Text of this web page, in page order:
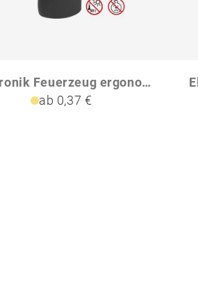
Elektronik Feuerzeug ergonomisch ANATOL
ab 0,37 €